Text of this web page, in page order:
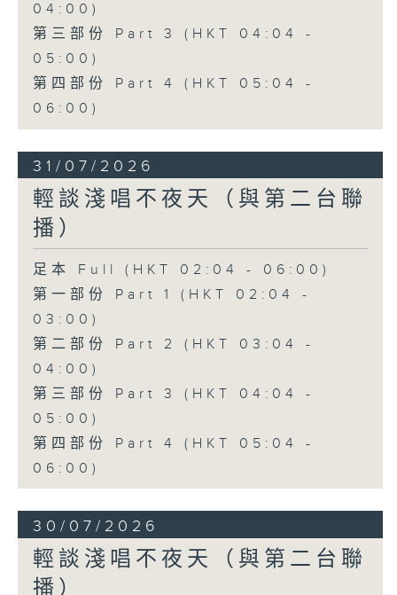
04:00)
第三部份 Part 3 (HKT 04:04 -
05:00)
第四部份 Part 4 (HKT 05:04 -
06:00)
31/07/2026
輕談淺唱不夜天（與第二台聯
播）
足本 Full (HKT 02:04 - 06:00)
第一部份 Part 1 (HKT 02:04 -
03:00)
第二部份 Part 2 (HKT 03:04 -
04:00)
第三部份 Part 3 (HKT 04:04 -
05:00)
第四部份 Part 4 (HKT 05:04 -
06:00)
30/07/2026
輕談淺唱不夜天（與第二台聯
播）